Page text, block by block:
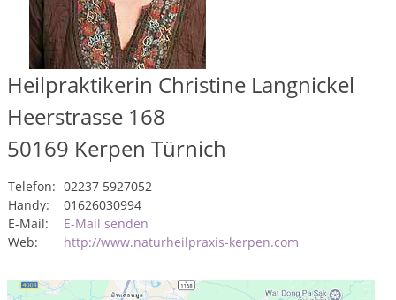
Heilpraktikerin Christine Langnickel
Heerstrasse 168
50169 Kerpen Türnich
Telefon: 02237 5927052
Handy:
01626030994
E-Mail:
E-Mail senden
Web:
http://www.naturheilpraxis-kerpen.com